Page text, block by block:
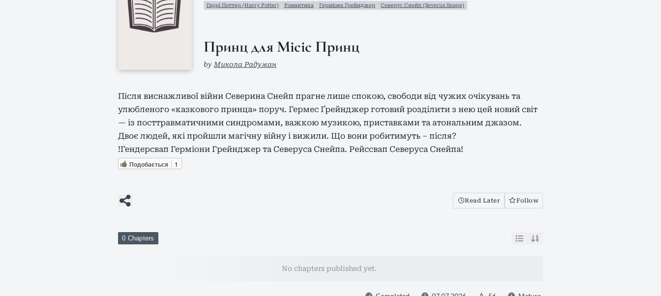
Гаррі Поттер (Harry Potter) Романтика Герміона Ґрейнджер Северус Снейп (Severus Snape)
Принц для Місіс Принц
by Микола Радужан
Після виснажливої війни Северина Снейп прагне лише спокою, свободи від чужих очікувань та
улюбленого «казкового принца» поруч. Гермес Ґрейнджер готовий розділити з нею цей новий світ
— із посттравматичними синдромами, важкою музикою, приставками та атональним джазом.
Двоє людей, які пройшли магічну війну і вижили. Що вони робитимуть – після?
!Гендерсвап Герміони Грейнджер та Северуса Снейпа. Рейссвап Северуса Снейпа!
Подобається 1
Read Later Follow
0 Chapters
No chapters published yet.